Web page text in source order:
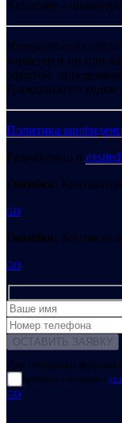
Хелпсант -
Интернет-сайт
характер и ни при
офертой,
Гражданского
Политика
Разработано в
Ошибка:
GO
Ошибка:
GO
Для отправки формы
прочитал и согласен с
GO